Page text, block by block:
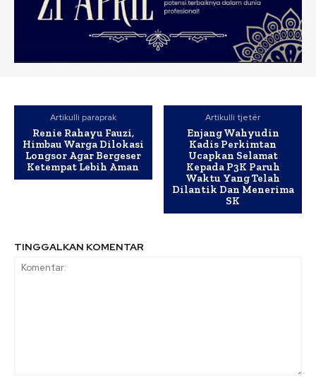
Artikulli paraprak
Renie Rahayu Fauzi,
Himbau Warga Dilokasi
Longsor Agar Bergeser
Ketempat Lebih Aman
Artikulli tjetër
Enjang Wahyudin
Kadis Perkimtan
Ucapkan Selamat
Kepada P3K Paruh
Waktu Yang Telah
Dilantik Dan Menerima
SK
TINGGALKAN KOMENTAR